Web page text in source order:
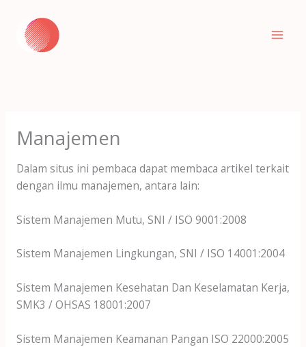
content
Manajemen
Dalam situs ini pembaca dapat membaca artikel terkait
dengan ilmu manajemen, antara lain:
Sistem Manajemen Mutu, SNI / ISO 9001:2008
Sistem Manajemen Lingkungan, SNI / ISO 14001:2004
Sistem Manajemen Kesehatan Dan Keselamatan Kerja,
SMK3 / OHSAS 18001:2007
Sistem Manajemen Keamanan Pangan ISO 22000:2005